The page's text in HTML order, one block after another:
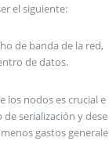
el siguiente:
de banda de la red,
de datos.
los nodos es crucial e
serialización y dese
gastos generale